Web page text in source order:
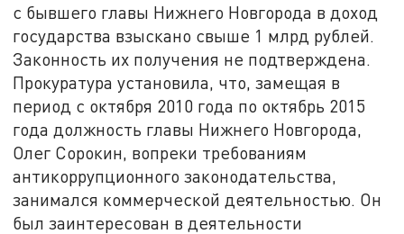
с бывшего главы Нижнего Новгорода в доход
государства взыскано свыше 1 млрд рублей.
Законность их получения не подтверждена.
Прокуратура установила, что, замещая в
период с октября 2010 года по октябрь 2015
года должность главы Нижнего Новгорода,
Олег Сорокин, вопреки требованиям
антикоррупционного законодательства,
занимался коммерческой деятельностью. Он
был заинтересован в деятельности